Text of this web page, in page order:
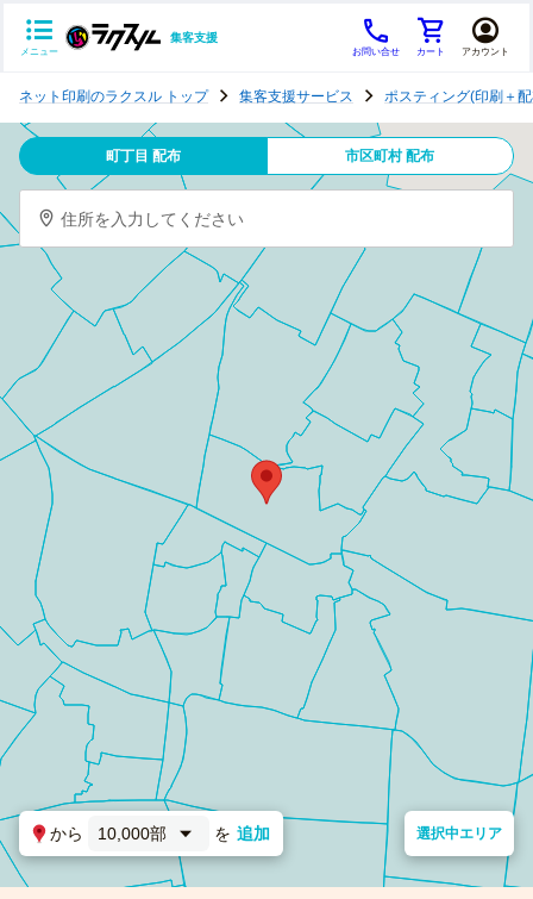
メニュー
集客支援
お問い合せ カート アカウント
テ
ン
グ
ネット印刷のラクスル トップ 集客支援サービス ポスティング(印刷＋
町丁目 配布 市区町村 配布
住所を入力してください
から 10,000部 を 追加 選択中エリア